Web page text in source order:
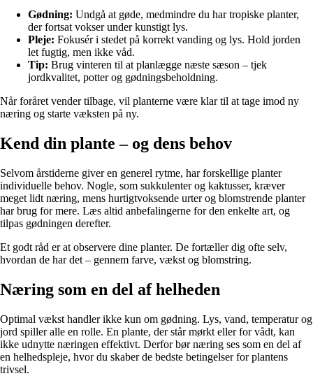
Gødning: Undgå at gøde, medmindre du har tropiske planter,
der fortsat vokser under kunstigt lys.
Pleje: Fokusér i stedet på korrekt vanding og lys. Hold jorden
let fugtig, men ikke våd.
Tip: Brug vinteren til at planlægge næste sæson – tjek
jordkvalitet, potter og gødningsbeholdning.
Når foråret vender tilbage, vil planterne være klar til at tage imod ny
næring og starte væksten på ny.
Kend din plante – og dens behov
Selvom årstiderne giver en generel rytme, har forskellige planter
individuelle behov. Nogle, som sukkulenter og kaktusser, kræver
meget lidt næring, mens hurtigtvoksende urter og blomstrende planter
har brug for mere. Læs altid anbefalingerne for den enkelte art, og
tilpas gødningen derefter.
Et godt råd er at observere dine planter. De fortæller dig ofte selv,
hvordan de har det – gennem farve, vækst og blomstring.
Næring som en del af helheden
Optimal vækst handler ikke kun om gødning. Lys, vand, temperatur og
jord spiller alle en rolle. En plante, der står mørkt eller for vådt, kan
ikke udnytte næringen effektivt. Derfor bør næring ses som en del af
en helhedspleje, hvor du skaber de bedste betingelser for plantens
trivsel.